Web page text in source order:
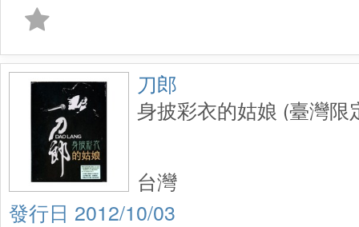
刀郎
身披彩衣的姑娘 (臺灣限
2012/10/03
台灣